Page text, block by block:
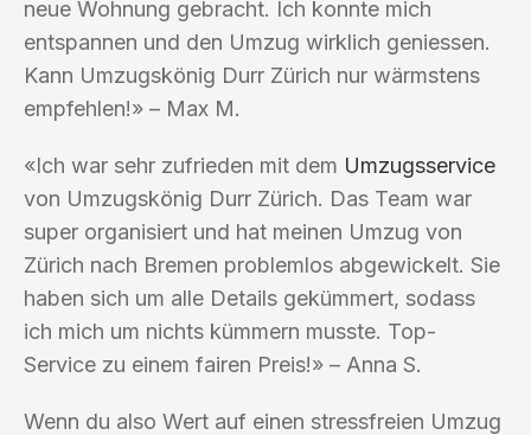
neue Wohnung gebracht. Ich konnte mich
entspannen und den Umzug wirklich geniessen.
Kann Umzugskönig Durr Zürich nur wärmstens
empfehlen!» – Max M.
«Ich war sehr zufrieden mit dem Umzugsservice
von Umzugskönig Durr Zürich. Das Team war
super organisiert und hat meinen Umzug von
Zürich nach Bremen problemlos abgewickelt. Sie
haben sich um alle Details gekümmert, sodass
ich mich um nichts kümmern musste. Top-
Service zu einem fairen Preis!» – Anna S.
Wenn du also Wert auf einen stressfreien Umzug